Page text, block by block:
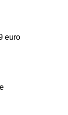
euro